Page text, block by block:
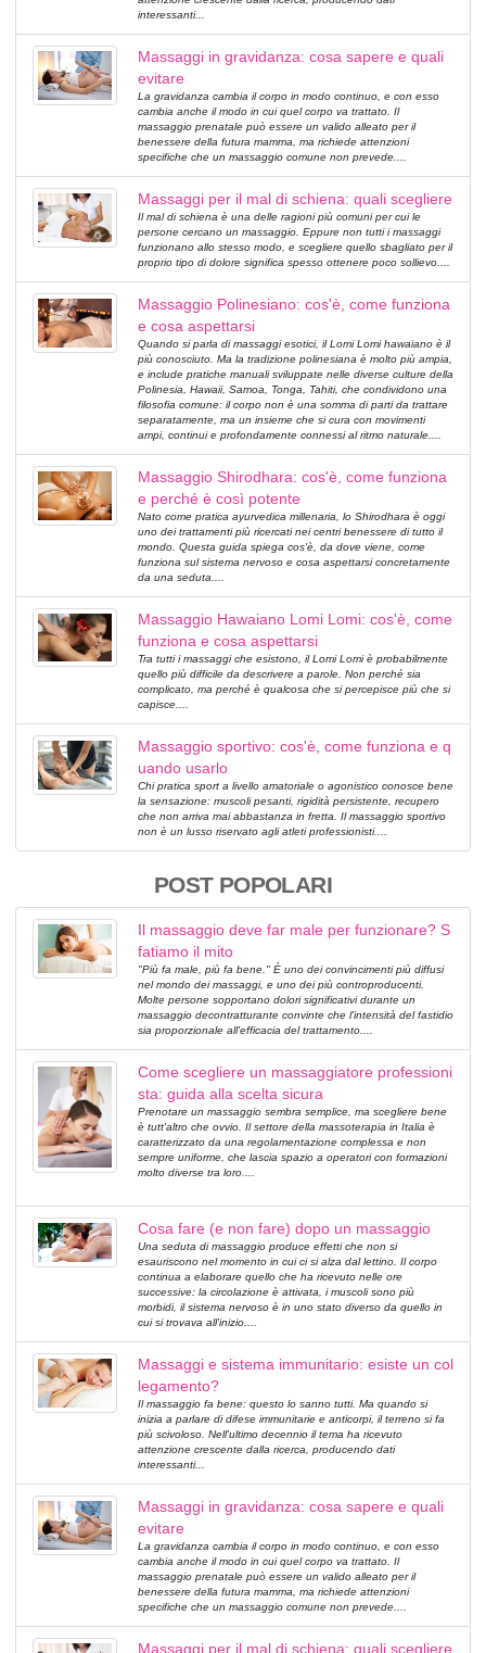
interessanti...
Massaggi in gravidanza: cosa sapere e quali
evitare
La gravidanza cambia il corpo in modo continuo, e con esso
cambia anche il modo in cui quel corpo va trattato. Il
massaggio prenatale può essere un valido alleato per il
benessere della futura mamma, ma richiede attenzioni
specifiche che un massaggio comune non prevede....
Massaggi per il mal di schiena: quali scegliere
Il mal di schiena è una delle ragioni più comuni per cui le
persone cercano un massaggio. Eppure non tutti i massaggi
funzionano allo stesso modo, e scegliere quello sbagliato per il
proprio tipo di dolore significa spesso ottenere poco sollievo....
Massaggio Polinesiano: cos'è, come funziona
e cosa aspettarsi
Quando si parla di massaggi esotici, il Lomi Lomi hawaiano è il
più conosciuto. Ma la tradizione polinesiana è molto più ampia,
e include pratiche manuali sviluppate nelle diverse culture della
Polinesia, Hawaii, Samoa, Tonga, Tahiti, che condividono una
filosofia comune: il corpo non è una somma di parti da trattare
separatamente, ma un insieme che si cura con movimenti
ampi, continui e profondamente connessi al ritmo naturale....
Massaggio Shirodhara: cos'è, come funziona
e perché è così potente
Nato come pratica ayurvedica millenaria, lo Shirodhara è oggi
uno dei trattamenti più ricercati nei centri benessere di tutto il
mondo. Questa guida spiega cos'è, da dove viene, come
funziona sul sistema nervoso e cosa aspettarsi concretamente
da una seduta....
Massaggio Hawaiano Lomi Lomi: cos'è, come
funziona e cosa aspettarsi
Tra tutti i massaggi che esistono, il Lomi Lomi è probabilmente
quello più difficile da descrivere a parole. Non perché sia
complicato, ma perché è qualcosa che si percepisce più che si
capisce....
Massaggio sportivo: cos'è, come funziona e q
uando usarlo
Chi pratica sport a livello amatoriale o agonistico conosce bene
la sensazione: muscoli pesanti, rigidità persistente, recupero
che non arriva mai abbastanza in fretta. Il massaggio sportivo
non è un lusso riservato agli atleti professionisti....
POST POPOLARI
Il massaggio deve far male per funzionare? S
fatiamo il mito
"Più fa male, più fa bene." È uno dei convincimenti più diffusi
nel mondo dei massaggi, e uno dei più controproducenti.
Molte persone sopportano dolori significativi durante un
massaggio decontratturante convinte che l'intensità del fastidio
sia proporzionale all'efficacia del trattamento....
Come scegliere un massaggiatore professioni
sta: guida alla scelta sicura
Prenotare un massaggio sembra semplice, ma scegliere bene
è tutt'altro che ovvio. Il settore della massoterapia in Italia è
caratterizzato da una regolamentazione complessa e non
sempre uniforme, che lascia spazio a operatori con formazioni
molto diverse tra loro....
Cosa fare (e non fare) dopo un massaggio
Una seduta di massaggio produce effetti che non si
esauriscono nel momento in cui ci si alza dal lettino. Il corpo
continua a elaborare quello che ha ricevuto nelle ore
successive: la circolazione è attivata, i muscoli sono più
morbidi, il sistema nervoso è in uno stato diverso da quello in
cui si trovava all'inizio....
Massaggi e sistema immunitario: esiste un col
legamento?
Il massaggio fa bene: questo lo sanno tutti. Ma quando si
inizia a parlare di difese immunitarie e anticorpi, il terreno si fa
più scivoloso. Nell'ultimo decennio il tema ha ricevuto
attenzione crescente dalla ricerca, producendo dati
interessanti...
Massaggi in gravidanza: cosa sapere e quali
evitare
La gravidanza cambia il corpo in modo continuo, e con esso
cambia anche il modo in cui quel corpo va trattato. Il
massaggio prenatale può essere un valido alleato per il
benessere della futura mamma, ma richiede attenzioni
specifiche che un massaggio comune non prevede....
Massaggi per il mal di schiena: quali scegliere